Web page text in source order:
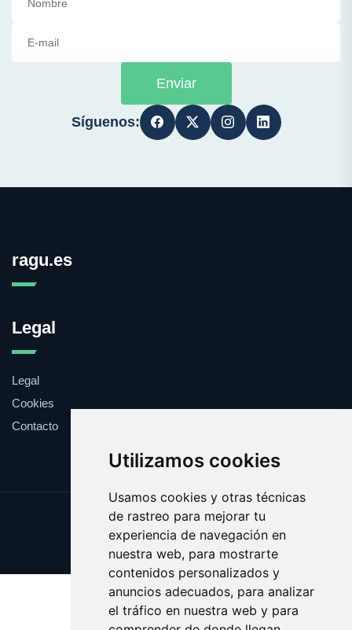
Utilizamos cookies
Usamos cookies y otras técnicas
de rastreo para mejorar tu
experiencia de navegación en
nuestra web, para mostrarte
contenidos personalizados y
anuncios adecuados, para analizar
el tráfico en nuestra web y para
Enviar
Síguenos:
ragu.es
Legal
Legal
Cookies
Contacto
Update cookies preferences
Copyright © 2025 ragu.es